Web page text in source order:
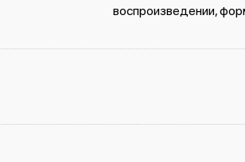
воспроизведении,